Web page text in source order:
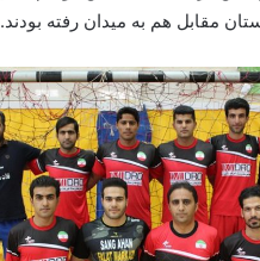
مقابل هم به میدان رفته بودند.